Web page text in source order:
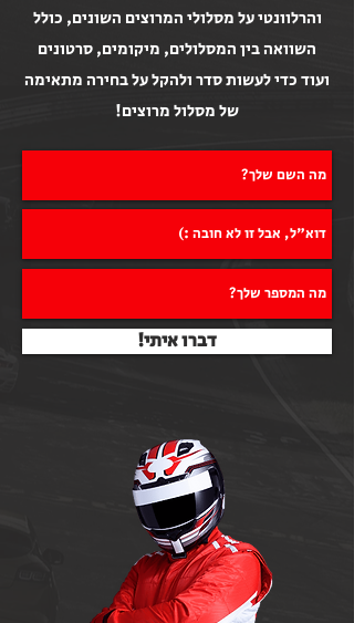
והרלוונטי על מסלולי המרוצים השונים, כולל
השוואה בין המסלולים, מיקומים, סרטונים
ועוד כדי לעשות סדר ולהקל על בחירה מתאימה
של מסלול מרוצים!
!דברו איתי